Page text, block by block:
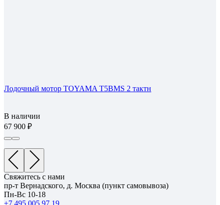
Лодочный мотор TOYAMA T5BMS 2 тактн
В наличии
67 900
Свяжитесь с нами
пр-т Вернадского, д. Москва (пункт самовывоза)
Пн-Вс 10-18
+7 495 005 97 19